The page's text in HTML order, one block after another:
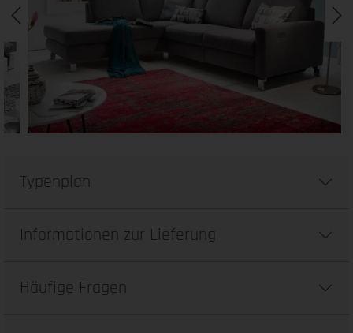
Typenplan
Informationen zur Lieferung
Häufige Fragen